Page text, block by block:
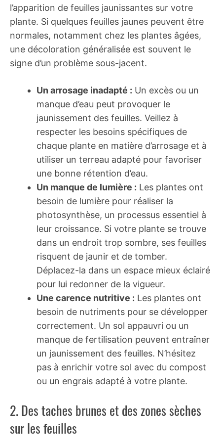
l’apparition de feuilles jaunissantes sur votre
plante. Si quelques feuilles jaunes peuvent être
normales, notamment chez les plantes âgées,
une décoloration généralisée est souvent le
signe d’un problème sous-jacent.
Un arrosage inadapté : Un excès ou un
manque d’eau peut provoquer le
jaunissement des feuilles. Veillez à
respecter les besoins spécifiques de
chaque plante en matière d’arrosage et à
utiliser un terreau adapté pour favoriser
une bonne rétention d’eau.
Un manque de lumière : Les plantes ont
besoin de lumière pour réaliser la
photosynthèse, un processus essentiel à
leur croissance. Si votre plante se trouve
dans un endroit trop sombre, ses feuilles
risquent de jaunir et de tomber.
Déplacez-la dans un espace mieux éclairé
pour lui redonner de la vigueur.
Une carence nutritive : Les plantes ont
besoin de nutriments pour se développer
correctement. Un sol appauvri ou un
manque de fertilisation peuvent entraîner
un jaunissement des feuilles. N’hésitez
pas à enrichir votre sol avec du compost
ou un engrais adapté à votre plante.
2. Des taches brunes et des zones sèches
sur les feuilles